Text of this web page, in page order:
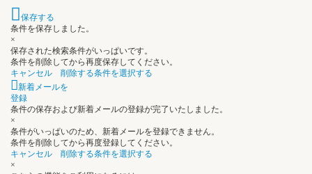
保存する
条件を保存しました。
×
保存された検索条件がいっぱいです。
条件を削除してから再度保存してください。
キャンセル
削除する条件を選択する
新着メールを
登録
条件の保存および新着メールの登録が完了いたしました。
×
条件がいっぱいのため、新着メールを登録できません。
条件を削除してから再度登録してください。
キャンセル
削除する条件を選択する
×